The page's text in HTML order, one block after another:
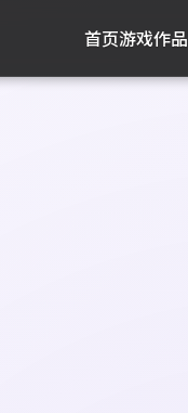
首页游戏作品